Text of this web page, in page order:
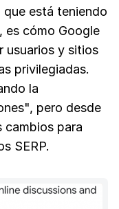
está teniendo
es cómo Google
usuarios y sitios
privilegiadas.
la
pero desde
cambios para
SERP.